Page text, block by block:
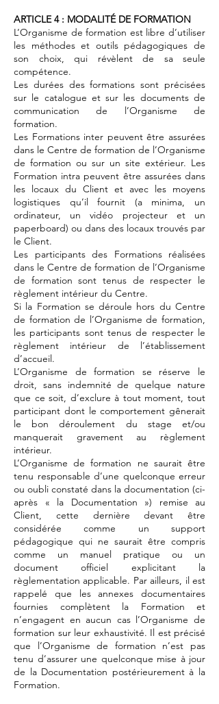
ARTICLE 4 : MODALITÉ DE FORMATION
L’Organisme de formation est libre d’utiliser
les méthodes et outils pédagogiques de
son choix, qui révèlent de sa seule
compétence.
Les durées des formations sont précisées
sur le catalogue et sur les documents de
communication de l’Organisme de
formation.
Les Formations inter peuvent être assurées
dans le Centre de formation de l’Organisme
de formation ou sur un site extérieur. Les
Formation intra peuvent être assurées dans
les locaux du Client et avec les moyens
logistiques qu’il fournit (a minima, un
ordinateur, un vidéo projecteur et un
paperboard) ou dans des locaux trouvés par
le Client.
Les participants des Formations réalisées
dans le Centre de formation de l’Organisme
de formation sont tenus de respecter le
règlement intérieur du Centre.
Si la Formation se déroule hors du Centre
de formation de l’Organisme de formation,
les participants sont tenus de respecter le
règlement intérieur de l’établissement
d’accueil.
L’Organisme de formation se réserve le
droit, sans indemnité de quelque nature
que ce soit, d’exclure à tout moment, tout
participant dont le comportement gênerait
le bon déroulement du stage et/ou
manquerait gravement au règlement
intérieur.
L’Organisme de formation ne saurait être
tenu responsable d’une quelconque erreur
ou oubli constaté dans la documentation (ci-
après « la Documentation ») remise au
Client, cette dernière devant être
considérée comme un support
pédagogique qui ne saurait être compris
comme un manuel pratique ou un
document officiel explicitant la
règlementation applicable. Par ailleurs, il est
rappelé que les annexes documentaires
fournies complètent la Formation et
n’engagent en aucun cas l’Organisme de
formation sur leur exhaustivité. Il est précisé
que l’Organisme de formation n’est pas
tenu d’assurer une quelconque mise à jour
de la Documentation postérieurement à la
Formation.